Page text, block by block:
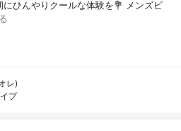
ひんやりクールな体験を⁡⁡💐 メンズビ
レ)
プ